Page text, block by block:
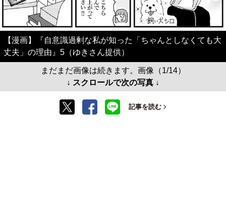
【漫画】『自意識過剰な私が知った「ちゃんとしなくても大
丈夫」の理由』5（ゆきさん提供）
まだまだ画像は続きます。画像（1/14）
↓ スクロールで次の写真 ↓
記事を読む